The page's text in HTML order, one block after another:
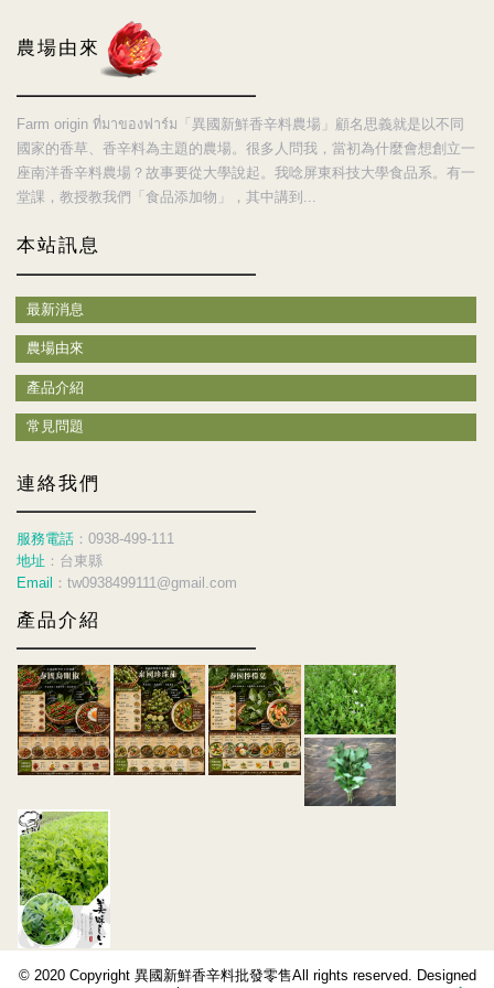
農場由來
Farm origin ที่มาของฟาร์ม「異國新鮮香辛料農場」顧名思義就是以不同
國家的香草、香辛料為主題的農場。很多人問我，當初為什麼會想創立一
座南洋香辛料農場？故事要從大學說起。我唸屏東科技大學食品系。有一
堂課，教授教我們「食品添加物」，其中講到...
本站訊息
最新消息
農場由來
產品介紹
常見問題
連絡我們
服務電話 ：0938-499-111
地址 ：台東縣
Email
：tw0938499111@gmail.com
產品介紹
© 2020 Copyright 異國新鮮香辛料批發零售All rights reserved. Designed